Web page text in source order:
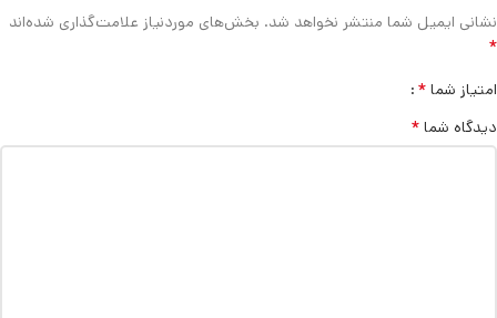
نشانی ایمیل شما منتشر نخواهد شد. بخش‌های موردنیاز علامت‌گذاری شده‌اند
*
امتیاز شما *
دیدگاه شما *